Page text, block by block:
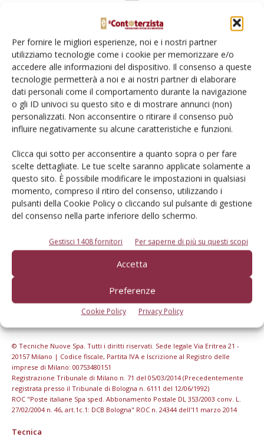
Per fornire le migliori esperienze, noi e i nostri partner
utilizziamo tecnologie come i cookie per memorizzare e/o
accedere alle informazioni del dispositivo. Il consenso a queste
tecnologie permetterà a noi e ai nostri partner di elaborare
dati personali come il comportamento durante la navigazione
o gli ID univoci su questo sito e di mostrare annunci (non)
personalizzati. Non acconsentire o ritirare il consenso può
influire negativamente su alcune caratteristiche e funzioni.
Clicca qui sotto per acconsentire a quanto sopra o per fare
scelte dettagliate. Le tue scelte saranno applicate solamente a
questo sito. È possibile modificare le impostazioni in qualsiasi
momento, compreso il ritiro del consenso, utilizzando i
pulsanti della Cookie Policy o cliccando sul pulsante di gestione
del consenso nella parte inferiore dello schermo.
Gestisci 1408 fornitori Per saperne di più su questi scopi
Accetta
Preferenze
Cookie Policy Privacy Policy
Rimani aggiornato sul mondo
dell’agricoltura
Iscriviti alle nostre newsletter
© Tecniche Nuove Spa. Tutti i diritti riservati. Sede legale Via Eritrea 21 -
20157 Milano | Codice fiscale, Partita IVA e Iscrizione al Registro delle
imprese di Milano: 00753480151
Registrazione Tribunale di Milano n. 71 del 05/03/2014 (Precedentemente
registrata presso il Tribunale di Bologna n. 6111 del 12/06/1992)
ROC "Poste italiane Spa sped. Abbonamento Postale DL 353/2003 conv. L.
27/02/2004 n. 46, art.1c.1: DCB Bologna" ROC n. 24344 dell'11 marzo 2014
Tecnica